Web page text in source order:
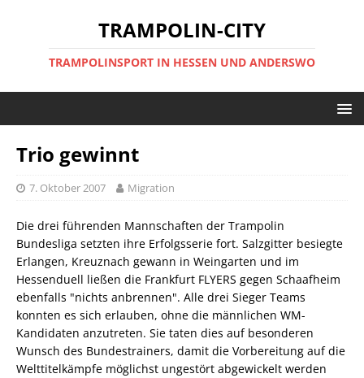
TRAMPOLIN-CITY
TRAMPOLINSPORT IN HESSEN UND ANDERSWO
Trio gewinnt
7. Oktober 2007 Migration
Die drei führenden Mannschaften der Trampolin
Bundesliga setzten ihre Erfolgsserie fort. Salzgitter besiegte
Erlangen, Kreuznach gewann in Weingarten und im
Hessenduell ließen die Frankfurt FLYERS gegen Schaafheim
ebenfalls "nichts anbrennen". Alle drei Sieger Teams
konnten es sich erlauben, ohne die männlichen WM-
Kandidaten anzutreten. Sie taten dies auf besonderen
Wunsch des Bundestrainers, damit die Vorbereitung auf die
Welttitelkämpfe möglichst ungestört abgewickelt werden